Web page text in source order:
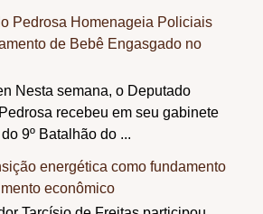
Pedrosa Homenageia Policiais
de Bebê Engasgado no
Nesta semana, o Deputado
recebeu em seu gabinete
9º Batalhão do ...
energética como fundamento
econômico